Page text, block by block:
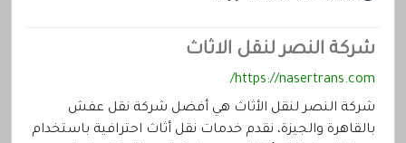
شركة النصر لنقل الاثاث
https://nasertrans.com/
شركة النصر لنقل الأثاث هي أفضل شركة نقل عفش
بالقاهرة والجيزة، نقدم خدمات نقل أثاث احترافية باستخدام